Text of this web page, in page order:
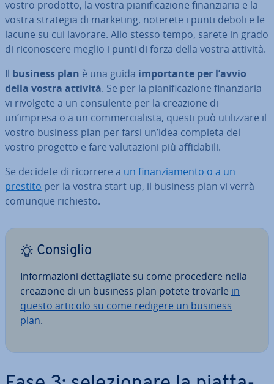
vostro prodotto, la vostra pia­ni­fi­ca­zio­ne fi­nan­zia­ria e la
vostra strategia di marketing, noterete i punti deboli e le
lacune su cui lavorare. Allo stesso tempo, sarete in grado
di ri­co­no­sce­re meglio i punti di forza della vostra attività.
Il business plan è una guida im­por­tan­te per l’avvio
della vostra attività. Se per la pia­ni­fi­ca­zio­ne fi­nan­zia­ria
vi rivolgete a un con­su­len­te per la creazione di
un’impresa o a un com­mer­cia­li­sta, questi può uti­liz­za­re il
vostro business plan per farsi un’idea completa del
vostro progetto e fare va­lu­ta­zio­ni più af­fi­da­bi­li.
Se decidete di ricorrere a un fi­nan­zia­men­to o a un
prestito per la vostra start-up, il business plan vi verrà
comunque richiesto.
Consiglio
In­for­ma­zio­ni det­ta­glia­te su come procedere nella
creazione di un business plan potete trovarle in
questo articolo su come redigere un business
plan.